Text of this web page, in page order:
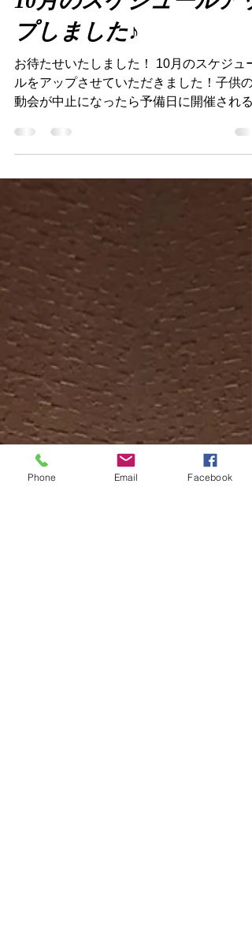
studioaire82
2018年9月30日
読了時間: 1分
10月のスケジュールアッ
プしました♪
お待たせいたしました！ 10月のスケジュー
かも？！という微妙なスケジュール調整等
ございまして大変遅くなり申し訳ありませ
ん。。。結果中止になり１０月１日に延期
しかし強風のようです。もしダメなら...
Phone Email Facebook